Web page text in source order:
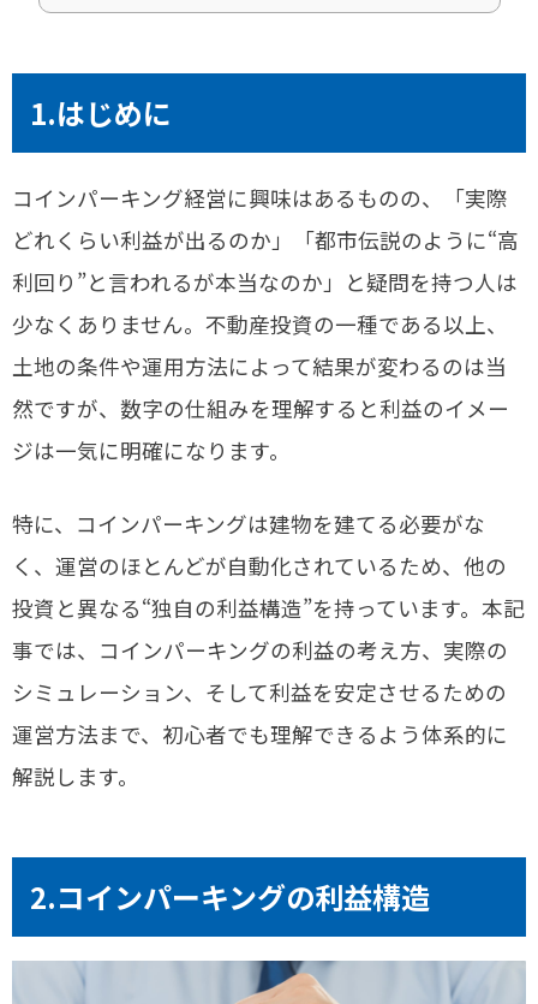
1.はじめに
コインパーキング経営に興味はあるものの、「実際
どれくらい利益が出るのか」「都市伝説のように“高
利回り”と言われるが本当なのか」と疑問を持つ人は
少なくありません。不動産投資の一種である以上、
土地の条件や運用方法によって結果が変わるのは当
然ですが、数字の仕組みを理解すると利益のイメー
ジは一気に明確になります。
特に、コインパーキングは建物を建てる必要がな
く、運営のほとんどが自動化されているため、他の
投資と異なる“独自の利益構造”を持っています。本記
事では、コインパーキングの利益の考え方、実際の
シミュレーション、そして利益を安定させるための
運営方法まで、初心者でも理解できるよう体系的に
解説します。
2.コインパーキングの利益構造